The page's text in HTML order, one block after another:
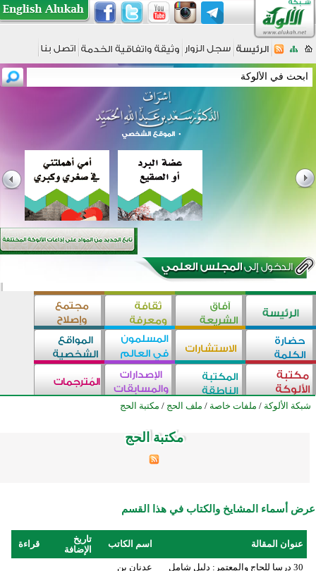
شبكة الألوكة / ملفات خاصة / ملف الحج / مكتبة الحج
مكتبة الحج
مكتبة الحج
مكتبة الحج
مكتبة الحج
مكتبة الحج
مكتبة الحج
مكتبة الحج
مكتبة الحج
مكتبة الحج
مكتبة الحج
مكتبة الحج
مكتبة الحج
مكتبة الحج
مكتبة الحج
مكتبة الحج
مكتبة الحج
مكتبة الحج
مكتبة الحج
مكتبة الحج
مكتبة الحج
مكتبة الحج
مكتبة الحج
مكتبة الحج
مكتبة الحج
مكتبة الحج
عرض أسماء المشايخ والكتاب في هذا القسم
عنوان المقالة اسم الكاتب
تاريخ
الإضافة
قراءة
30 درسا للحاج والمعتمر: دليل شامل
عدنان بن